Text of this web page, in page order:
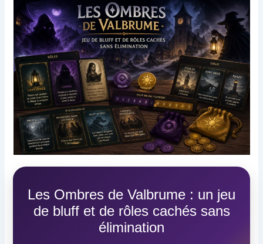
Les Ombres de Valbrume : un jeu
de bluff et de rôles cachés sans
élimination